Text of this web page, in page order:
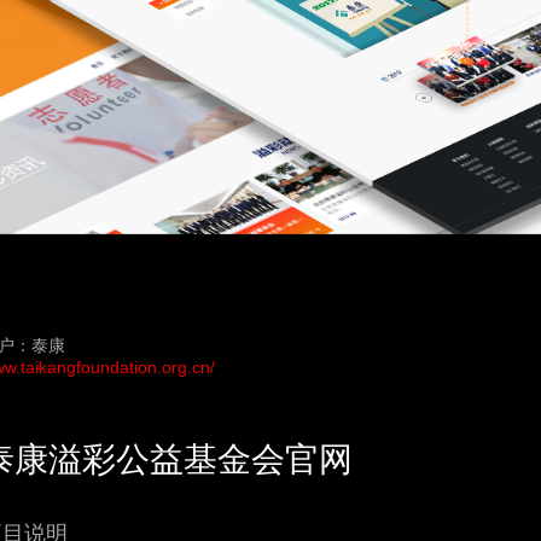
：泰康
康溢彩公益基金会官网
说明